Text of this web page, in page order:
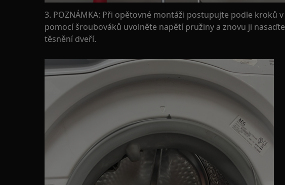
3. POZNÁMKA: Při opětovné montáži postupujte podle kroků
pomocí šroubováků uvolněte napětí pružiny a znovu ji
těsnění dveří.